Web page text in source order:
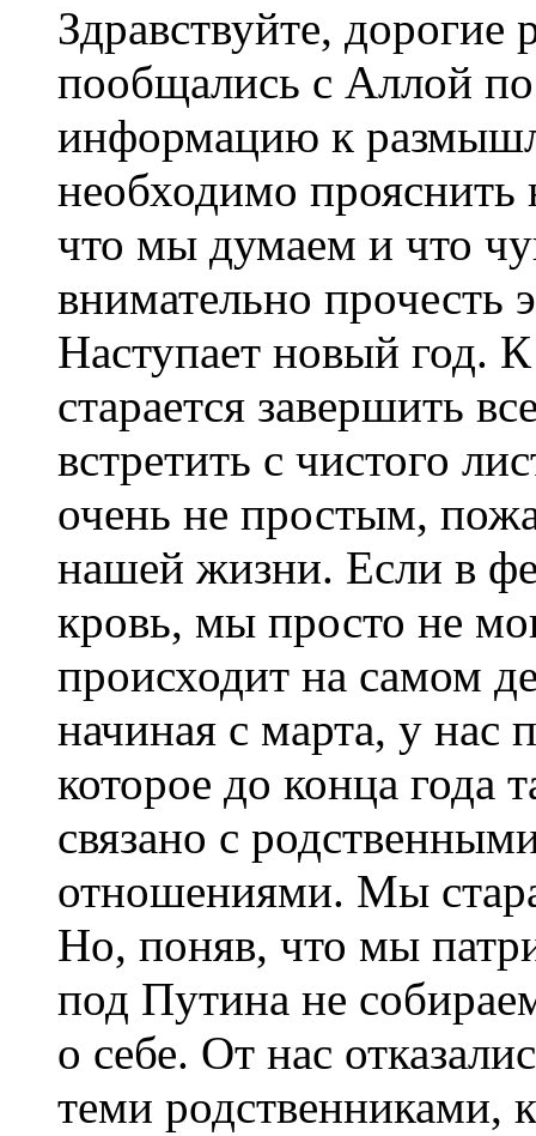
Здравствуйте,
пообщались с Аллой
информацию к
необходимо
что мы думаем и что
внимательно прочесть
Наступает новый год.
старается завершить
встретить с чистого
очень не простым,
нашей жизни. Если в
кровь, мы просто не
происходит на самом
начиная с марта, у нас
которое до конца года
связано с
отношениями. Мы
Но, поняв, что мы
под Путина не
о себе. От нас
теми родственниками,